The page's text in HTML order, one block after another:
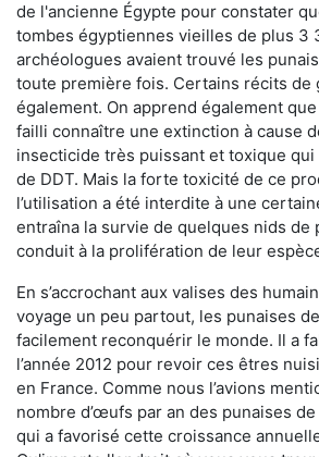
de l'ancienne Égypte pour constater
tombes égyptiennes vieilles de plus 3
archéologues avaient trouvé les
toute première fois. Certains récits de
également. On apprend également
failli connaître une extinction à cause
insecticide très puissant et toxique qui
de DDT. Mais la forte toxicité de ce
l’utilisation a été interdite à une
entraîna la survie de quelques nids de
conduit à la prolifération de leur
En s’accrochant aux valises des
voyage un peu partout, les punaises
facilement reconquérir le monde. Il a
l’année 2012 pour revoir ces êtres
en France. Comme nous l’avions
nombre d’œufs par an des punaises
qui a favorisé cette croissance